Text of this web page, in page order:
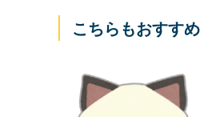
こちらもおすすめ